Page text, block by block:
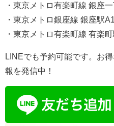
・東京メトロ有楽町線 銀座
・東京メトロ銀座線 銀座駅
・東京メトロ有楽町線 有楽
LINEでも予約可能です。お
報を発信中！